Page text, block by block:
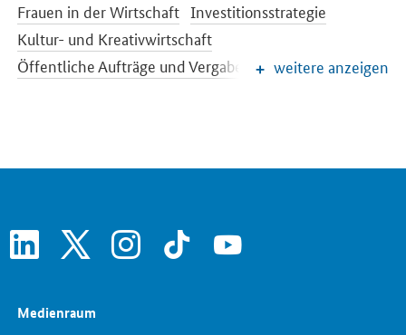
Frauen in der Wirtschaft Investitionsstrategie
Kultur- und Kreativwirtschaft
Öffentliche Aufträge und Vergabe
Wirtschaftsbranchen
weitere anzeigen
linkedin instagram tiktok youtube
Medienraum